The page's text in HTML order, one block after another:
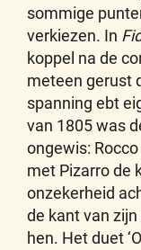
sommige
verkiezen. In
koppel na de
meteen gerust
spanning ebt
van 1805 was
ongewis:
met Pizarro de
onzekerheid
de kant van
hen. Het duet